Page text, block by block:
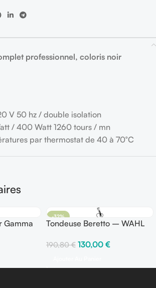
professionnel, coloris noir
V 50 hz / double isolation
/ 400 Watt 1260 tours / mn
par thermostat de 40 à 70°C
Gamma
-32%
Tondeuse Beretto – WAHL
190,80€ 130,00 €